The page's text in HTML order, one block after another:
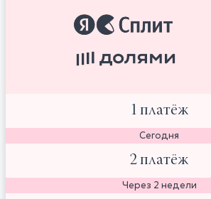
1 платёж
Сегодня
2 платёж
Через 2 недели